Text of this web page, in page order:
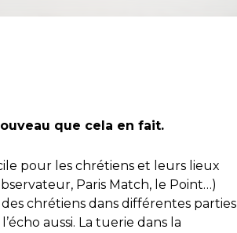
que cela en fait.
pour les chrétiens et leurs lieux
Paris Match, le Point…)
chrétiens dans différentes parties
aussi. La tuerie dans la